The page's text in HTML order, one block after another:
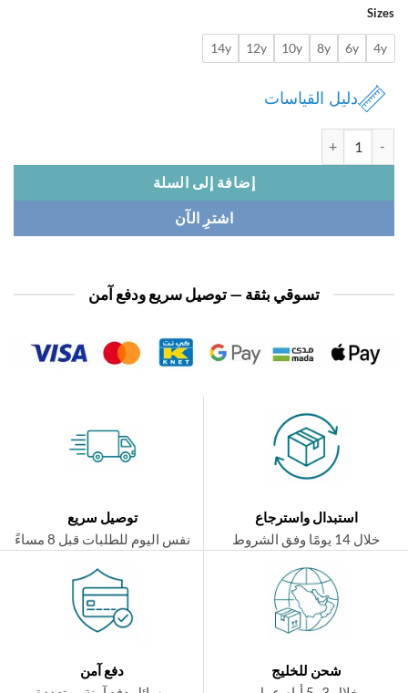
6y
8y
10y
12y
14y
دليل القياسات
إضافة إلى السلة
اشترِ الآن
تسوقي بثقة — توصيل سريع ودفع آمن
استبدال واسترجاع
توصيل سريع
نفس اليوم للطلبات قبل 8 مساءً
شحن للخليج
دفع آمن